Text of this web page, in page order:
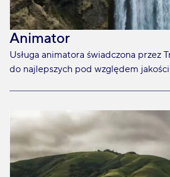
Animator
Usługa animatora świadczona przez
do najlepszych pod względem